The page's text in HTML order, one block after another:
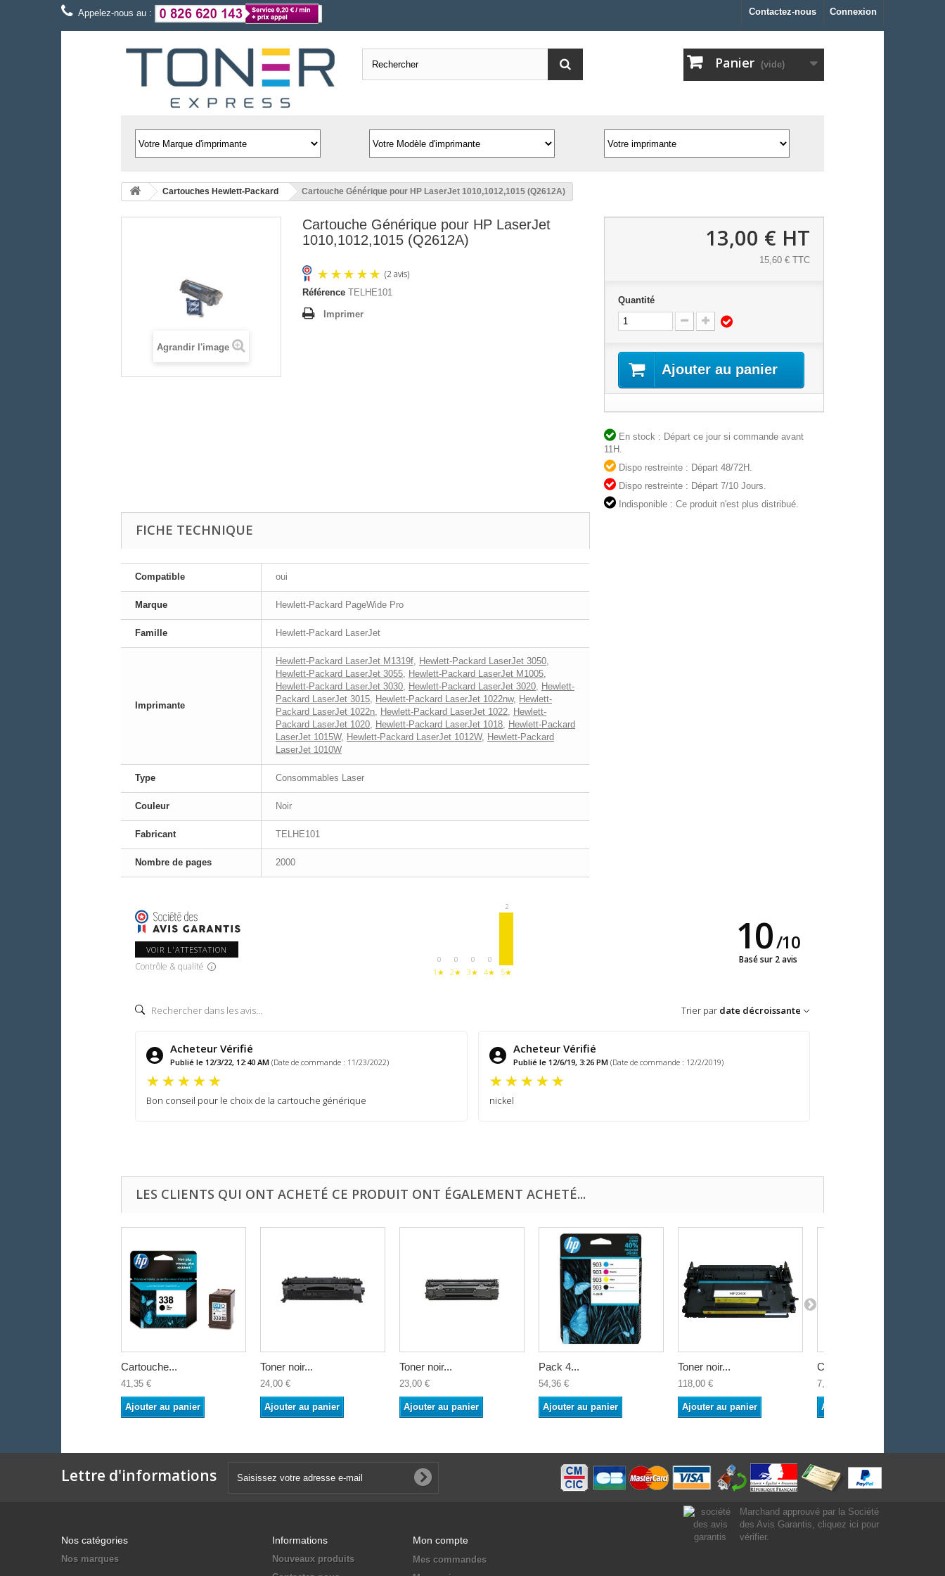
Connexion
Contactez-nous
Appelez-nous au :
Panier (vide)
Cartouches Hewlett-Packard Cartouche Générique pour HP LaserJet 1010,1012,1015 (Q2612A)
Agrandir l'image
Cartouche Générique pour HP LaserJet
1010,1012,1015 (Q2612A)
Référence TELHE101
Imprimer
13,00 € HT
15,60 € TTC
Quantité
Ajouter au panier
En stock : Départ ce jour si commande avant
11H.
Dispo restreinte : Départ 48/72H.
Dispo restreinte : Départ 7/10 Jours.
Indisponible : Ce produit n'est plus distribué.
FICHE TECHNIQUE
Compatible oui
Marque Hewlett-Packard PageWide Pro
Famille Hewlett-Packard LaserJet
Imprimante
Hewlett-Packard LaserJet M1319f, Hewlett-Packard LaserJet 3050,
Hewlett-Packard LaserJet 3055, Hewlett-Packard LaserJet M1005,
Hewlett-Packard LaserJet 3030, Hewlett-Packard LaserJet 3020, Hewlett-
Packard LaserJet 3015, Hewlett-Packard LaserJet 1022nw, Hewlett-
Packard LaserJet 1022n, Hewlett-Packard LaserJet 1022, Hewlett-
Packard LaserJet 1020, Hewlett-Packard LaserJet 1018, Hewlett-Packard
LaserJet 1015W, Hewlett-Packard LaserJet 1012W, Hewlett-Packard
LaserJet 1010W
Type Consommables Laser
Couleur Noir
Fabricant TELHE101
Nombre de pages 2000
VOIR L'ATTESTATION
Contrôle & qualité
0
1★
0
2★
0
3★
0
4★
2
5★
10/10
Basé sur 2 avis
Trier par date décroissante
Acheteur Vérifié
Publié le 12/3/22, 12:40 AM (Date de commande : 11/23/2022)
Bon conseil pour le choix de la cartouche générique
Acheteur Vérifié
Publié le 12/6/19, 3:26 PM (Date de commande : 12/2/2019)
nickel
LES CLIENTS QUI ONT ACHETÉ CE PRODUIT ONT ÉGALEMENT ACHETÉ...
Cartouche...
41,35 €
Ajouter au panier
Toner noir...
24,00 €
Ajouter au panier
Toner noir...
23,00 €
Ajouter au panier
Pack 4...
54,36 €
Ajouter au panier
Toner noir...
118,00 €
Ajouter au panier
Clé USB 3.0...
7,92 €
Ajouter au panier
Lettre d'informations
Nos catégories
Nos marques
Informations
Nouveaux produits
Mon compte
Mes commandes
Marchand approuvé par la Société
des Avis Garantis, cliquez ici pour
vérifier.